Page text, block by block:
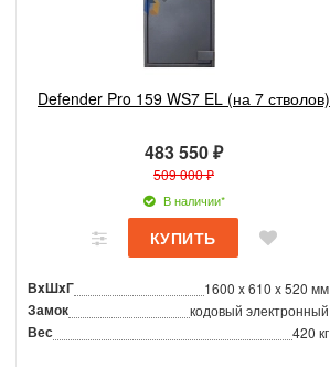
Defender Pro 159 WS7 EL (на 7 стволов)
483 550 ₽
509 000 ₽
В наличии*
ВxШxГ 1600 x 610 x 520 мм
Замок кодовый электронный
Вес 420 кг